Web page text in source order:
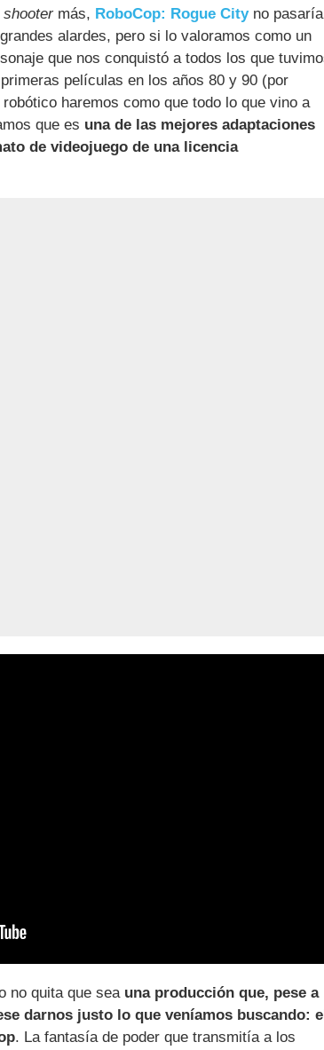
shootermás, RoboCop: Rogue Cityno pasaría
alardes, pero si lo valoramos como un
que nos conquistó a todos los que
películas en los años 80 y 90 (por
haremos como que todo lo que vino a
que es una de las mejores adaptaciones
de videojuego de una licencia
no quita que sea una producción que, pese a
darnos justo lo que veníamos buscando: el
. La fantasía de poder que transmitía a los